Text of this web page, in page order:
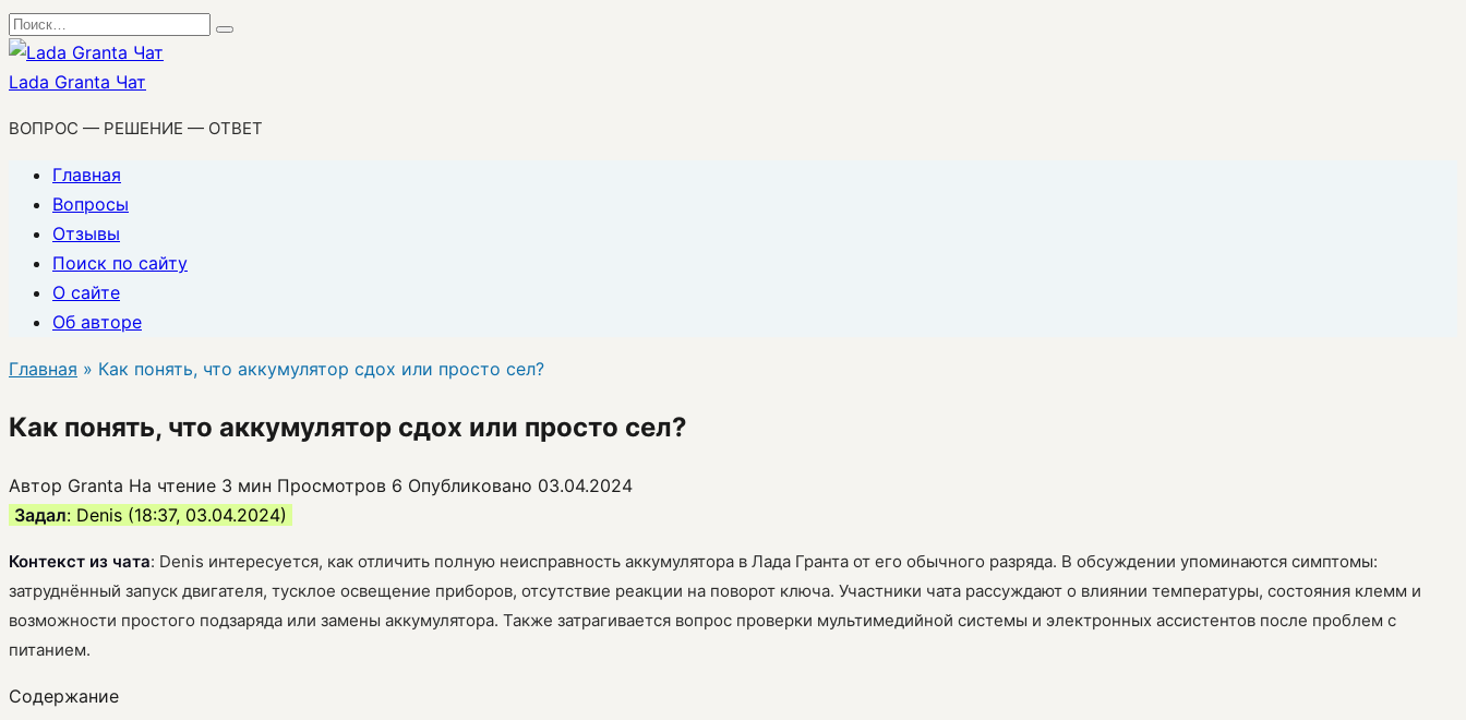
Перейти
к
содержанию
Search
for:
Lada Granta Чат
ВОПРОС — РЕШЕНИЕ — ОТВЕТ
Главная
Вопросы
Отзывы
Поиск по сайту
О сайте
Об авторе
Главная » Как понять, что аккумулятор сдох или просто сел?
Как понять, что аккумулятор сдох или просто сел?
Автор Granta На чтение 3 мин Просмотров 6 Опубликовано 03.04.2024
Задал: Denis (18:37, 03.04.2024)
Контекст из чата: Denis интересуется, как отличить полную неисправность аккумулятора в Лада Гранта от его обычного разряда. В обсуждении упоминаются симптомы:
затруднённый запуск двигателя, тусклое освещение приборов, отсутствие реакции на поворот ключа. Участники чата рассуждают о влиянии температуры, состояния клемм и
возможности простого подзаряда или замены аккумулятора. Также затрагивается вопрос проверки мультимедийной системы и электронных ассистентов после проблем с
питанием.
Содержание